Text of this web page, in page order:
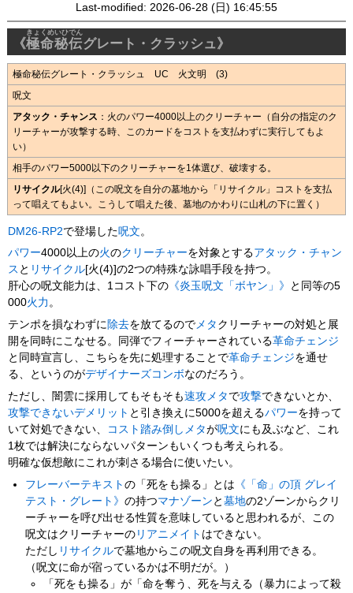
Last-modified: 2026-06-28 (日) 16:45:55
《極命秘伝
きょくめいひでん
グレート・クラッシュ》
極命秘伝グレート・クラッシュ UC 火文明 (3)
呪文
アタック・チャンス ：火のパワー4000以上のクリーチャー（自分の指定のク
リーチャーが攻撃する時、このカードをコストを支払わずに実行してもよ
い）
相手のパワー5000以下のクリーチャーを1体選び、破壊する。
リサイクル[火(4)]（この呪文を自分の墓地から「リサイクル」コストを支払
って唱えてもよい。こうして唱えた後、墓地のかわりに山札の下に置く）
DM26-RP2で登場した呪文 。
パワー4000以上の火のクリーチャーを対象とするアタック・チャン
ス と リサイクル[火(4)]の2つの特殊な詠唱手段を持つ。
肝心の呪文能力は、1コスト下の 《炎玉呪文「ボヤン」》
と同等の5
000火力 。
テンポを損なわずに 除去を放てるのでメタ クリーチャーの対処と展
開を同時にこなせる。同弾でフィーチャーされている革命チェンジ
と同時宣言し、こちらを先に処理することで革命チェンジを通せ
る、というのがデザイナーズコンボなのだろう。
ただし、闇雲に採用してもそもそも速攻メタ で攻撃できないとか、
攻撃できないデメリット と引き換えに5000を超えるパワーを持って
いて対処できない、
コスト踏み倒しメタが呪文にも及ぶなど、これ
1枚では解決にならないパターンもいくつも考えられる。
明確な仮想敵にこれが刺さる場合に使いたい。
フレーバーテキストの「死をも操る」とは 《「命」の頂 グレイ
テスト・グレート》の持つマナゾーン と墓地の2ゾーンからクリ
ーチャーを呼び出せる性質を意味していると思われるが、この
呪文はクリーチャーの リアニメイト はできない。
ただし リサイクルで墓地からこの呪文自身を再利用できる。
（呪文に命が宿っているかは不明だが。）
「死をも操る」が「命を奪う、死を与える（暴力によって殺